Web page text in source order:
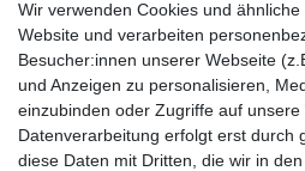
Kanalstraße 5, 95444 Bayreuth·0921
Wir verwenden Cookies und
Website und verarbeiten
Besucher:innen unserer Webseite
und Anzeigen zu personalisieren,
einzubinden oder Zugriffe auf
Datenverarbeitung erfolgt erst durch
diese Daten mit Dritten, die wir in